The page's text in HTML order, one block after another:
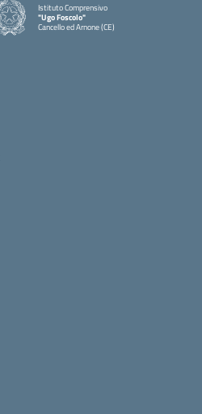
Istituto Comprensivo
"Ugo Foscolo"
Cancello ed Arnone (CE)